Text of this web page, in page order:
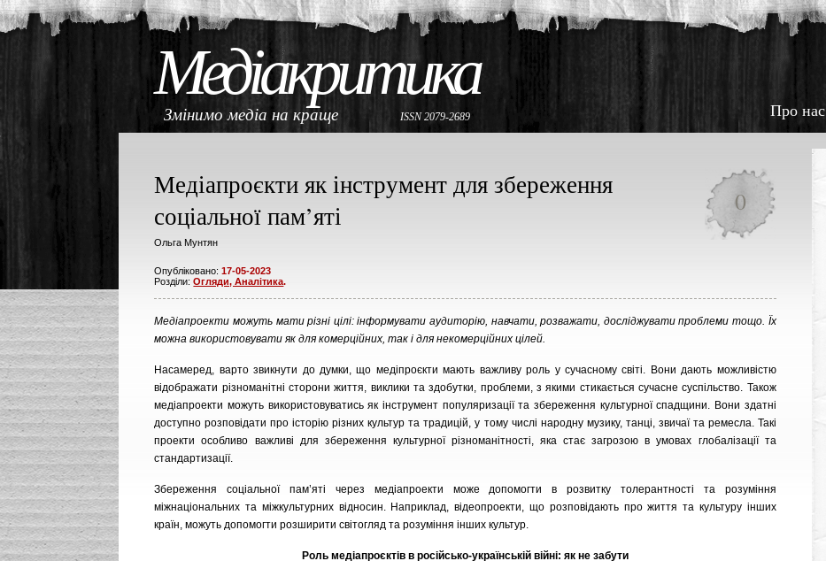
Медіакритика
Змінимо медіа на краще ISSN 2079-2689 Про нас
Медіапроєкти як інструмент для збереження
соціальної пам’яті
Ольга Мунтян
Опубліковано:17-05-2023
Розділи:Огляди, Аналітика.
0
Медіапроекти можуть мати різні цілі: інформувати аудиторію, навчати, розважати, досліджувати проблеми тощо. Їх
можна використовувати як для комерційних, так і для некомерційних цілей.
Насамеред, варто звикнути до думки, що медіпроєкти мають важливу роль у сучасному світі. Вони дають можливістю
відображати різноманітні сторони життя, виклики та здобутки, проблеми, з якими стикається сучасне суспільство. Також
медіапроекти можуть використовуватись як інструмент популяризації та збереження культурної спадщини. Вони здатні
доступно розповідати про історію різних культур та традицій, у тому числі народну музику, танці, звичаї та ремесла. Такі
проекти особливо важливі для збереження культурної різноманітності, яка стає загрозою в умовах глобалізації та
стандартизації.
Збереження соціальної пам’яті через медіапроекти може допомогти в розвитку толерантності та розуміння
міжнаціональних та міжкультурних відносин. Наприклад, відеопроекти, що розповідають про життя та культуру інших
країн, можуть допомогти розширити світогляд та розуміння інших культур.
Роль медіапроєктів в російсько-українській війні: як не забути